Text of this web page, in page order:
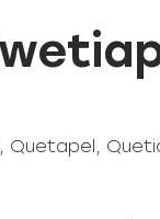
Quetapel,